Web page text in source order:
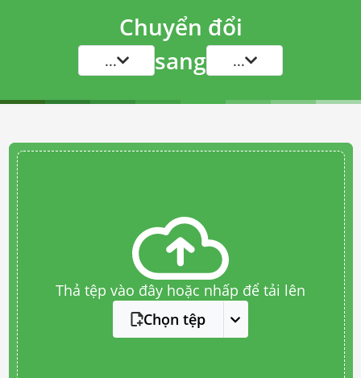
Chuyển đổi
... sang ...
Thả tệp vào đây hoặc nhấp để tải lên
Chọn tệp